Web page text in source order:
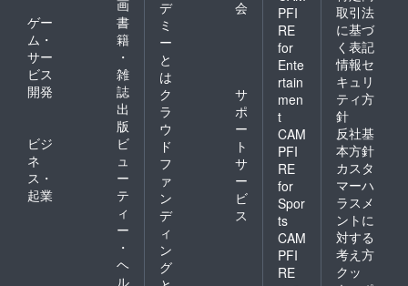
画
ゲー
ム・
サー
ビス
開発
書
籍
・
雑
誌
出
版
ビジ
ネ
ス・
起業
ビ
ュ
ー
テ
ィ
ー
・
ヘ
ル
デ
ミ
ー
と
は
会
ク
ラ
ウ
ド
フ
ァ
ン
デ
ィ
ン
グ
サ
ポ
ー
ト
サ
ー
ビ
ス
PFI
RE
for
Ente
rtain
men
t
CAM
PFI
RE
for
Spor
ts
CAM
PFI
RE
取引法
に基づ
く表記
情報セ
キュリ
ティ方
針
反社基
本方針
カスタ
マーハ
ラスメ
ントに
対する
考え方
クッ